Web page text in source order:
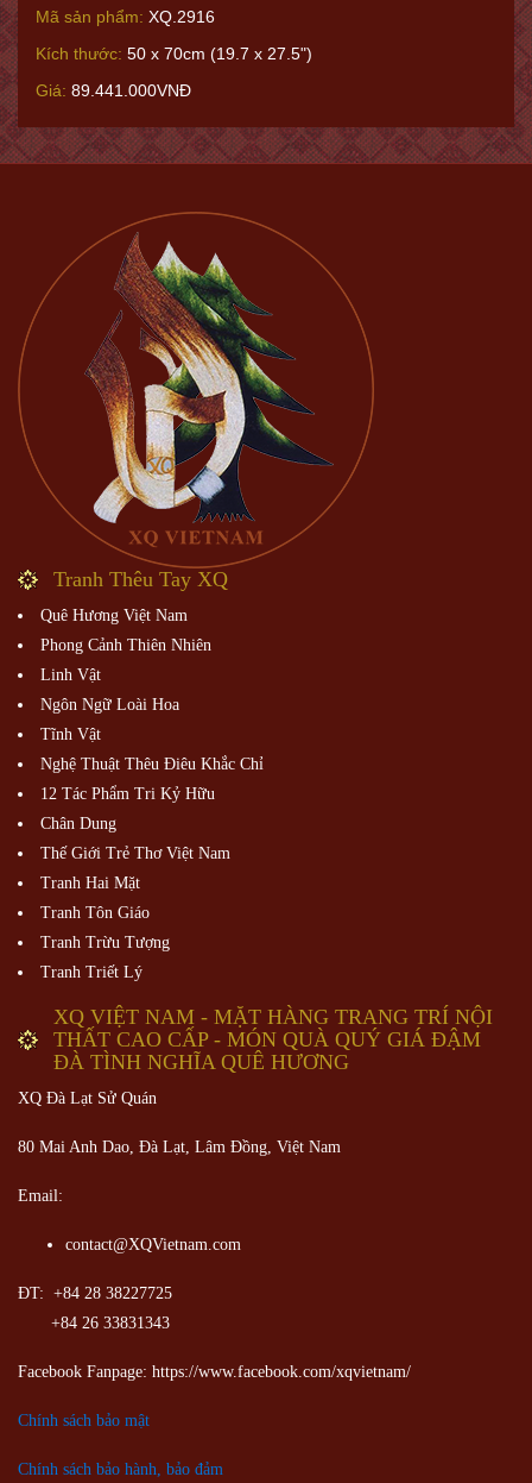
Mã sản phẩm: XQ.2916
Kích thước: 50 x 70cm (19.7 x 27.5")
Giá: 89.441.000VNĐ
Tranh Thêu Tay XQ
Quê Hương Việt Nam
Phong Cảnh Thiên Nhiên
Linh Vật
Ngôn Ngữ Loài Hoa
Tĩnh Vật
Nghệ Thuật Thêu Điêu Khắc Chỉ
12 Tác Phẩm Tri Kỷ Hữu
Chân Dung
Thế Giới Trẻ Thơ Việt Nam
Tranh Hai Mặt
Tranh Tôn Giáo
Tranh Trừu Tượng
Tranh Triết Lý
XQ VIỆT NAM - MẶT HÀNG TRANG TRÍ NỘI
THẤT CAO CẤP - MÓN QUÀ QUÝ GIÁ ĐẬM
ĐÀ TÌNH NGHĨA QUÊ HƯƠNG
XQ Đà Lạt Sử Quán
80 Mai Anh Dao, Đà Lạt, Lâm Đồng, Việt Nam
Email:
contact@XQVietnam.com
ĐT: +84 28 38227725
+84 26 33831343
Facebook Fanpage: https://www.facebook.com/xqvietnam/
Chính sách bảo mật
Chính sách bảo hành, bảo đảm